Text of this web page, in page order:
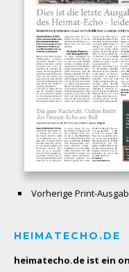
Vorherige Print-
HEIMATECHO.DE
heimatecho.de ist ein